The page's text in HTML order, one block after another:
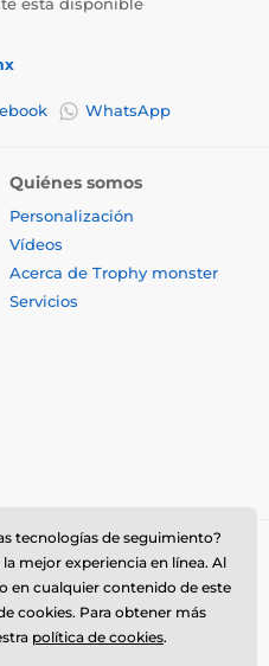
WhatsApp
Quiénes somos
Personalización
Vídeos
Acerca de Trophy monster
Servicios
tecnologías de seguimiento?
mejor experiencia en línea. Al
en cualquier contenido de este
cookies. Para obtener más
política de cookies.